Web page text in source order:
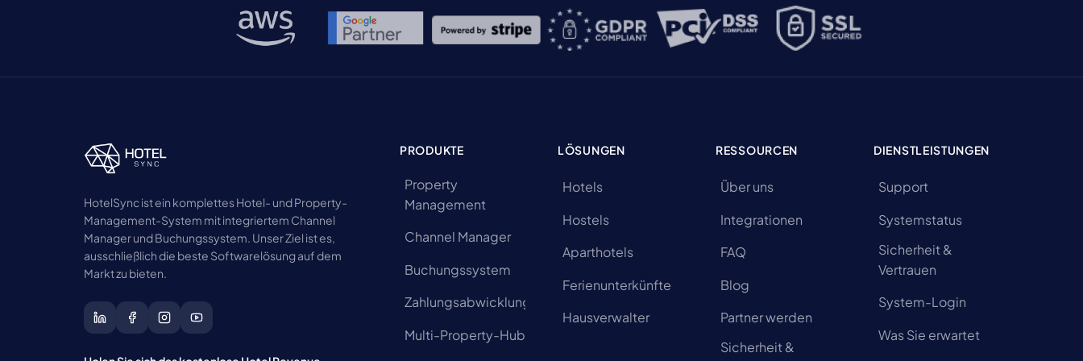
HotelSync ist ein komplettes Hotel- und Property-
Management-System mit integriertem Channel
Manager und Buchungssystem. Unser Ziel ist es,
ausschließlich die beste Softwarelösung auf dem
Markt zu bieten.
PRODUKTE
Property
Management
Channel Manager
Buchungssystem
Zahlungsabwicklung
Multi-Property-Hub
LÖSUNGEN
Hotels
Hostels
Aparthotels
Ferienunterkünfte
Hausverwalter
RESSOURCEN
Über uns
Integrationen
FAQ
Blog
Partner werden
Sicherheit &
DIENSTLEISTUNGEN
Support
Systemstatus
Sicherheit &
Vertrauen
System-Login
Was Sie erwartet